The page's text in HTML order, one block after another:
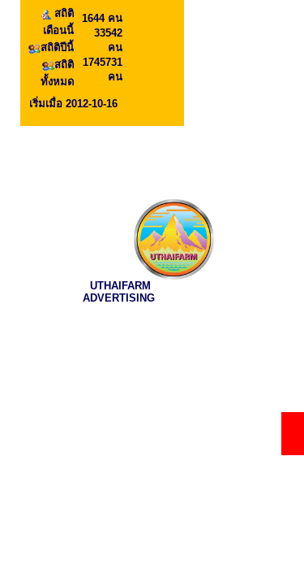
สถิติ
เดือนนี้
สถิติปีนี้
สถิติ
ทั้งหมด
1644 คน
33542
คน
1745731
คน
เริ่มเมื่อ 2012-10-16
UTHAIFARM
ADVERTISING